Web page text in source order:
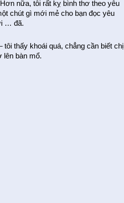
nữa, tôi rất kỵ bình thơ theo yêu
chút gì mới mẻ cho bạn đọc yêu
… đã.
thấy khoái quá, chẳng cần biết chị
lên bàn mổ.